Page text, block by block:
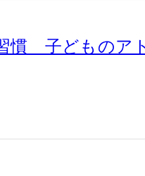
慣 子どものア